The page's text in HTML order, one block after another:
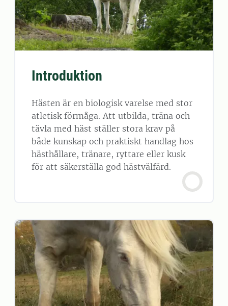
Introduktion
Hästen är en biologisk varelse med stor
atletisk förmåga. Att utbilda, träna och
tävla med häst ställer stora krav på
både kunskap och praktiskt handlag hos
hästhållare, tränare, ryttare eller kusk
för att säkerställa god hästvälfärd.